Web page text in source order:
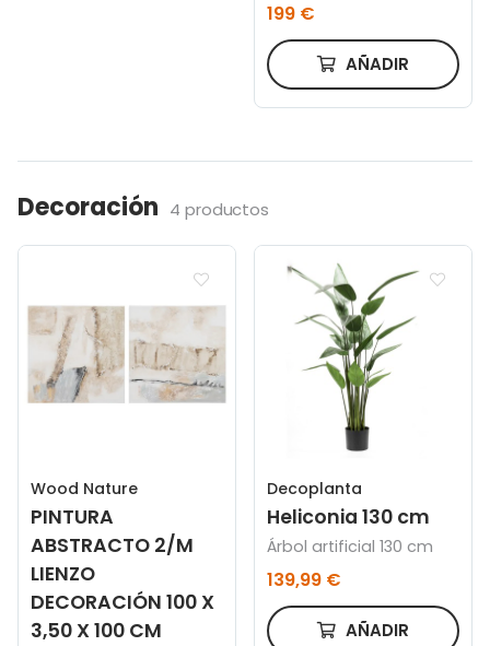
199 €
AÑADIR
Decoración 4 productos
Wood Nature
PINTURA
ABSTRACTO 2/M
LIENZO
DECORACIÓN 100 X
3,50 X 100 CM
Decoplanta
Heliconia 130 cm
Árbol artificial 130 cm
139,99 €
AÑADIR